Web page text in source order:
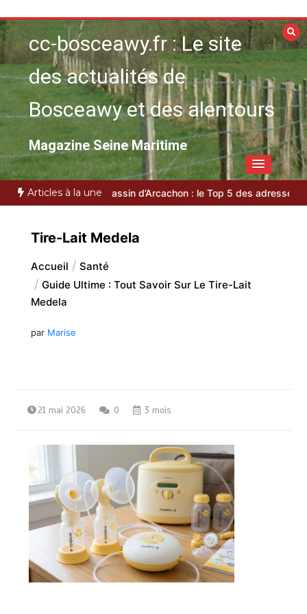
au
contenucc-bosceawy.fr : Le site
des actualités de
Bosceawy et des alentours
Magazine Seine Maritime
Articles à la une
locale VTC bassin d’Arcachon : le Top 5 des adresses
Tire-Lait Medela
Accueil
Santé
Guide Ultime : Tout Savoir Sur Le Tire-Lait
Medela
par Marise
21 mai 2026 0 3 mois